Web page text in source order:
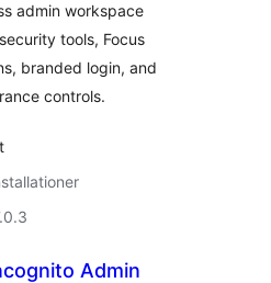
admin workspace
tools, Focus
branded login, and
controls.
Admin